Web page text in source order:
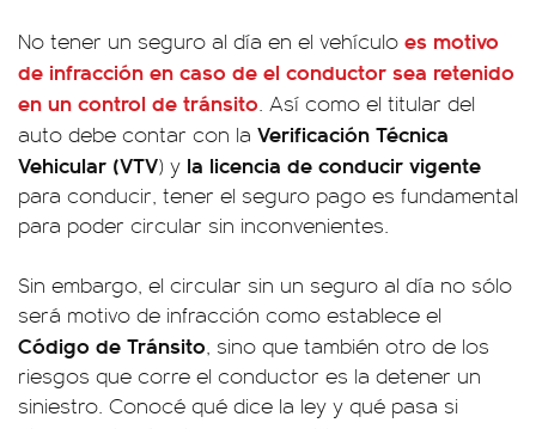
No tener un seguro al día en el vehículo es motivo
de infracción en caso de el conductor sea retenido
en un control de tránsito. Así como el titular del
auto debe contar con la Verificación Técnica
Vehicular (VTV) y la licencia de conducir vigente
para conducir, tener el seguro pago es fundamental
para poder circular sin inconvenientes.
Sin embargo, el circular sin un seguro al día no sólo
será motivo de infracción como establece el
Código de Tránsito, sino que también otro de los
riesgos que corre el conductor es la detener un
siniestro. Conocé qué dice la ley y qué pasa si